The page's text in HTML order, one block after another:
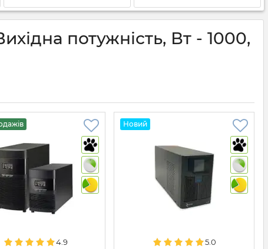
потужність, Вт - 1000,
4.9
Новий
5.0